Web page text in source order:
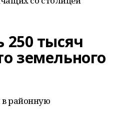
250 тысяч
земельного
в районную